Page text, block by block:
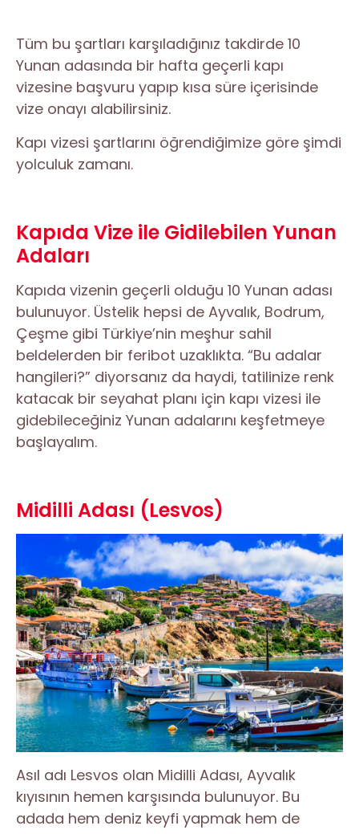
Tüm bu şartları karşıladığınız takdirde 10
Yunan adasında bir hafta geçerli kapı
vizesine başvuru yapıp kısa süre içerisinde
vize onayı alabilirsiniz.
Kapı vizesi şartlarını öğrendiğimize göre şimdi
yolculuk zamanı.
Kapıda Vize ile Gidilebilen Yunan
Adaları
Kapıda vizenin geçerli olduğu 10 Yunan adası
bulunuyor. Üstelik hepsi de Ayvalık, Bodrum,
Çeşme gibi Türkiye’nin meşhur sahil
beldelerden bir feribot uzaklıkta. “Bu adalar
hangileri?” diyorsanız da haydi, tatilinize renk
katacak bir seyahat planı için kapı vizesi ile
gidebileceğiniz Yunan adalarını keşfetmeye
başlayalım.
Midilli Adası (Lesvos)
Asıl adı Lesvos olan Midilli Adası, Ayvalık
kıyısının hemen karşısında bulunuyor. Bu
adada hem deniz keyfi yapmak hem de